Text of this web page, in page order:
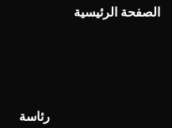
الصفحة الرئيسية
رئاسة